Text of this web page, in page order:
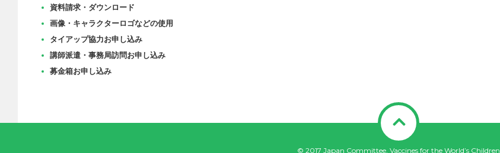
資料請求・ダウンロード
画像・キャラクターロゴなどの使用
タイアップ協力お申し込み
講師派遣・事務局訪問お申し込み
募金箱お申し込み
© 2017 Japan Committee, Vaccines for the World’s Children